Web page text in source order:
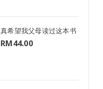
真希望我父母读过这本书
RM44.00